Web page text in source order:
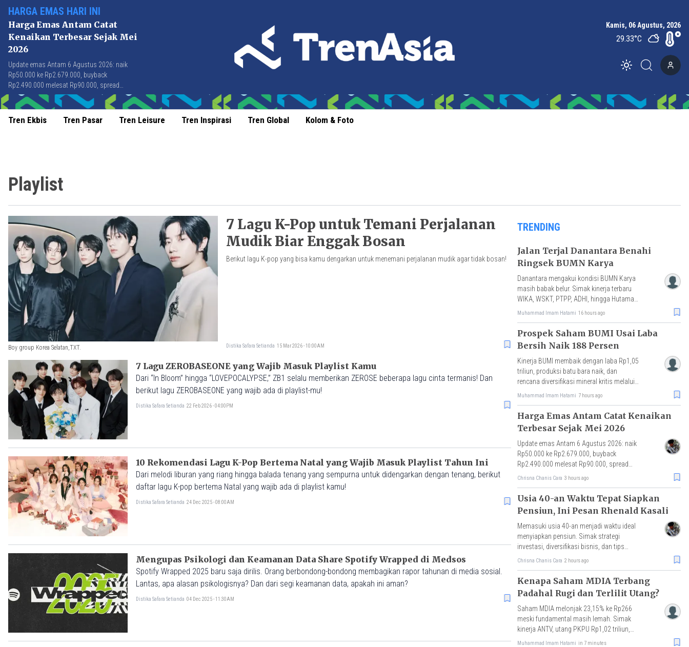
HARGA EMAS HARI INI
Harga Emas Antam Catat
Kenaikan Terbesar Sejak Mei
2026
Update emas Antam 6 Agustus 2026: naik
Rp50.000 ke Rp2.679.000, buyback
Rp2.490.000 melesat Rp90.000, spread
Rp189.000 tersempit sejak awal April 2026.
Kamis, 06 Agustus, 2026
29.33°C
Toggle theme
Tren Ekbis Tren Pasar Tren Leisure Tren Inspirasi Tren Global Kolom & Foto
Playlist
7 Lagu K-Pop untuk Temani Perjalanan
Mudik Biar Enggak Bosan
Berikut lagu K-pop yang bisa kamu dengarkan untuk menemani perjalanan mudik agar tidak bosan!
Distika Safara Setianda 15 Mar 2026 - 10:00AM
Boy group Korea Selatan,TXT.
7 Lagu ZEROBASEONE yang Wajib Masuk Playlist Kamu
Dari “In Bloom” hingga “LOVEPOCALYPSE,” ZB1 selalu memberikan ZEROSE beberapa lagu cinta termanis! Dan
berikut lagu ZEROBASEONE yang wajib ada di playlist-mu!
Distika Safara Setianda 22 Feb 2026 - 04:00PM
10 Rekomendasi Lagu K-Pop Bertema Natal yang Wajib Masuk Playlist Tahun Ini
Dari melodi liburan yang riang hingga balada tenang yang sempurna untuk didengarkan dengan tenang, berikut
daftar lagu K-pop bertema Natal yang wajib ada di playlist kamu!
Distika Safara Setianda 24 Dec 2025 - 08:00AM
Mengupas Psikologi dan Keamanan Data Share Spotify Wrapped di Medsos
Spotify Wrapped 2025 baru saja dirilis. Orang berbondong-bondong membagikan rapor tahunan di media sosial.
Lantas, apa alasan psikologisnya? Dan dari segi keamanan data, apakah ini aman?
Distika Safara Setianda 04 Dec 2025 - 11:30AM
TRENDING
Jalan Terjal Danantara Benahi
Ringsek BUMN Karya
Danantara mengakui kondisi BUMN Karya
masih babak belur. Simak kinerja terbaru
WIKA, WSKT, PTPP, ADHI, hingga Hutama
Karya beserta strategi restrukturisasi.
Muhammad Imam Hatami 16 hours ago
Prospek Saham BUMI Usai Laba
Bersih Naik 188 Persen
Kinerja BUMI membaik dengan laba Rp1,05
triliun, produksi batu bara naik, dan
rencana diversifikasi mineral kritis melalui
akuisisi Loyal Metals.
Muhammad Imam Hatami 7 hours ago
Harga Emas Antam Catat Kenaikan
Terbesar Sejak Mei 2026
Update emas Antam 6 Agustus 2026: naik
Rp50.000 ke Rp2.679.000, buyback
Rp2.490.000 melesat Rp90.000, spread
Rp189.000 tersempit sejak awal April 2026.
Chrisna Chanis Cara 3 hours ago
Usia 40-an Waktu Tepat Siapkan
Pensiun, Ini Pesan Rhenald Kasali
Memasuki usia 40-an menjadi waktu ideal
menyiapkan pensiun. Simak strategi
investasi, diversifikasi bisnis, dan tips
Rhenald Kasali agar tetap produktif di hari
Chrisna Chanis Cara 2 hours ago
Kenapa Saham MDIA Terbang
Padahal Rugi dan Terlilit Utang?
Saham MDIA melonjak 23,15% ke Rp266
meski fundamental masih lemah. Simak
kinerja ANTV, utang PKPU Rp1,02 triliun,
hingga status UMA dari BEI.
Muhammad Imam Hatami in 7 minutes